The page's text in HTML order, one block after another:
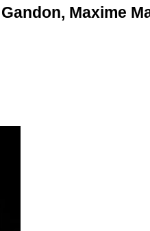
Maxime